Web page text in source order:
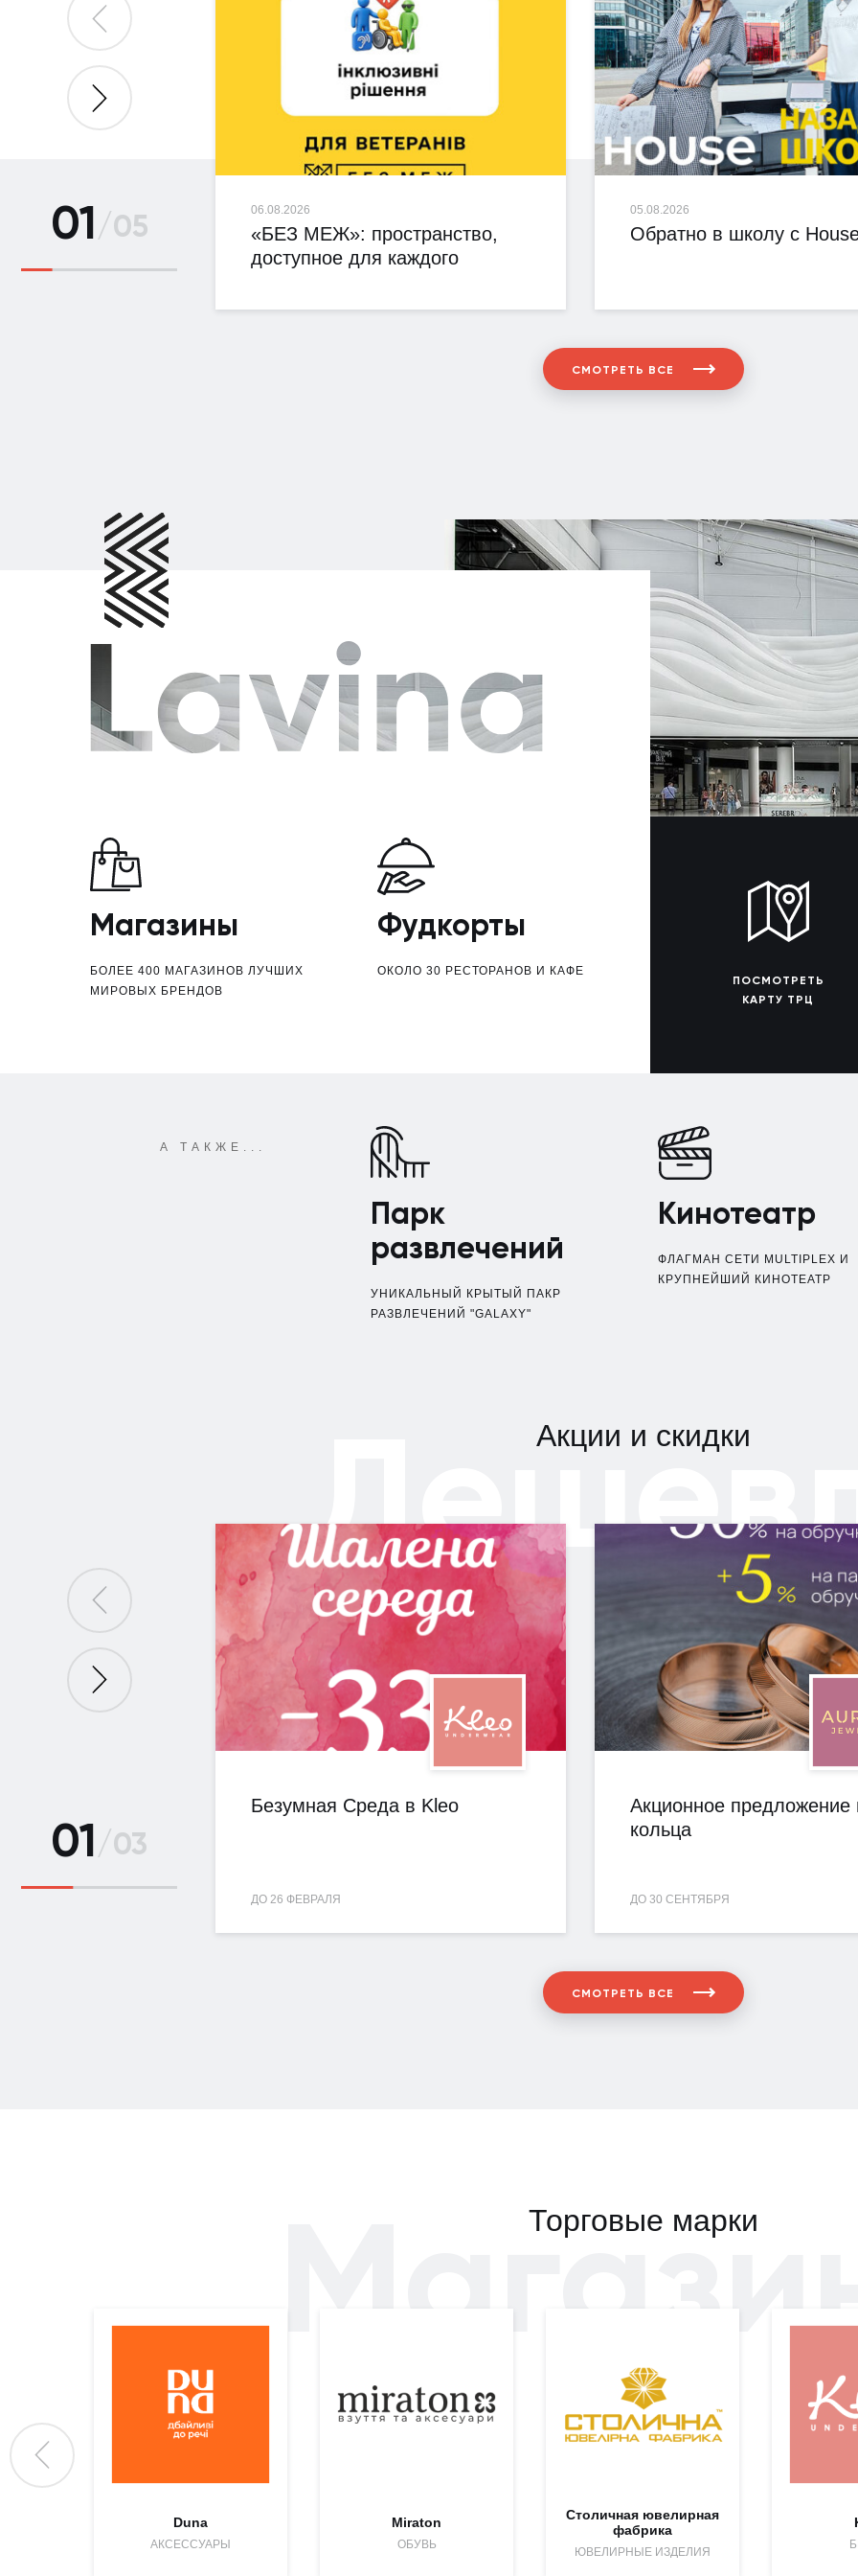
01/05 06.08.2026
«БЕЗ МЕЖ»: пространство,
доступное для каждого
05.08.2026
Обратно в школу с
СМОТРЕТЬ ВСЕ
Магазины
БОЛЕЕ 400 МАГАЗИНОВ ЛУЧШИХ
МИРОВЫХ БРЕНДОВ
Фудкорты
ОКОЛО 30 РЕСТОРАНОВ И КАФЕ
ПОСМОТРЕТЬ
КАРТУ ТРЦ
А ТАКЖЕ...
Парк
развлечений
УНИКАЛЬНЫЙ КРЫТЫЙ ПАКР
РАЗВЛЕЧЕНИЙ "GALAXY"
Кинотеатр
ФЛАГМАН СЕТИ MULTIPLEX И
КРУПНЕЙШИЙ КИНОТЕАТР
Акции и скидки
01/03
Безумная Среда в Kleo
ДО 26 ФЕВРАЛЯ
Акционное предложение
кольца
ДО 30 СЕНТЯБРЯ
СМОТРЕТЬ ВСЕ
Торговые марки
Duna
АКСЕССУАРЫ
Miraton
ОБУВЬ
Столичная ювелирная
фабрика
ЮВЕЛИРНЫЕ ИЗДЕЛИЯ